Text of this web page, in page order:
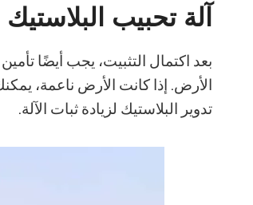
آلة تحبيب البلاستيك
بعد اكتمال التثبيت، يجب أيضًا
الأرض. إذا كانت الأرض ناعمة،
تدوير البلاستيك لزيادة ثبات الآلة.